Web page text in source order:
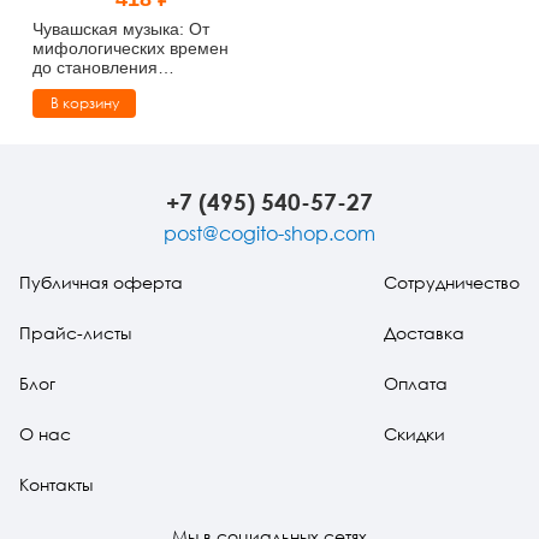
Тревожные расстройства, панические атаки
Психодрама
Сказкотерапия
Психология труда и эргономика
Психофизиология
Социальная и организационная психология
Учебная литература
Чувашская музыка: От
мифологических времен
до становления
современного
профессионализма (pdf)
В корзину
+7 (495) 540-57-27
post@cogito-shop.com
Публичная оферта
Прайс-листы
Блог
О нас
Контакты
Сотрудничество
Доставка
Оплата
Скидки